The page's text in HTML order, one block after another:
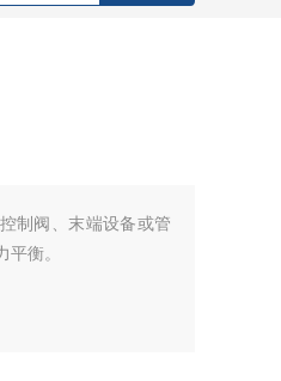
制阀、末端设备或管
衡。